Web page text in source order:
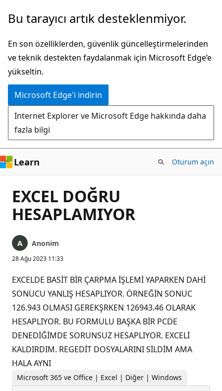
Ana
atla
Bu tarayıcı artık desteklenmiyor.
En son özelliklerden, güvenlik güncelleştirmelerinden
ve teknik destekten faydalanmak için Microsoft Edge’e
yükseltin.
Microsoft Edge'i indirin
Internet Explorer ve Microsoft Edge hakkında daha
fazla bilgi
Learn Oturum açın
EXCEL DOĞRU
HESAPLAMIYOR
Anonim
28 Ağu 2023 11:33
EXCELDE BASİT BİR ÇARPMA İŞLEMİ YAPARKEN DAHİ
SONUCU YANLIŞ HESAPLIYOR. ÖRNEĞİN SONUC
126.943 OLMASI GEREKŞRKEN 126943.46 OLARAK
HESAPLIYOR. BU FORMULU BAŞKA BİR PCDE
DENEDİĞİMDE SORUNSUZ HESAPLIYOR. EXCELİ
KALDIRDIM. REGEDİT DOSYALARINI SİLDİM AMA
HALA AYNI
Microsoft 365 ve Office | Excel | Diğer | Windows